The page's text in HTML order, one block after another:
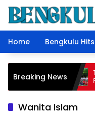
Langsung
konten
Home
Bengkulu Hits
Breaking News
Utara
Identitas
Wanita Islam